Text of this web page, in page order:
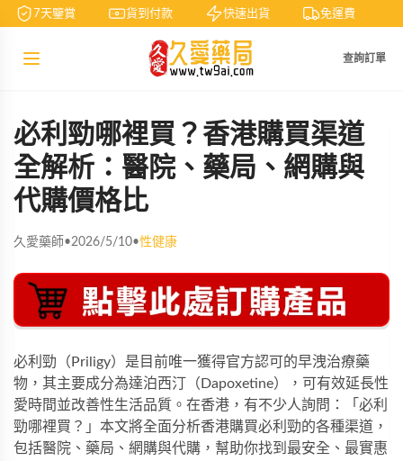
7天鑒賞 貨到付款 快速出貨 免運費
查詢訂單
必利勁哪裡買？香港購買渠道
全解析：醫院、藥局、網購與
代購價格比
久愛藥師•2026/5/10•性健康
必利勁（Priligy）是目前唯一獲得官方認可的早洩治療藥
物，其主要成分為達泊西汀（Dapoxetine），可有效延長性
愛時間並改善性生活品質。在香港，有不少人詢問：「必利
勁哪裡買？」本文將全面分析香港購買必利勁的各種渠道，
包括醫院、藥局、網購與代購，幫助你找到最安全、最實惠